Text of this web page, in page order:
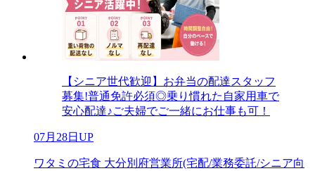
【シニア世代歓迎】お弁当の配達スタッフ
募集!普通免許必須◎乗り慣れた自家用車で
安心配達♪ご夫婦でご一緒にお仕事も可！
07月28日UP
ワタミの宅食 大分別府営業所(宅配/業務委託/シニア向